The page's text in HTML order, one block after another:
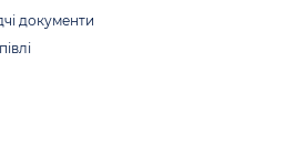
документи